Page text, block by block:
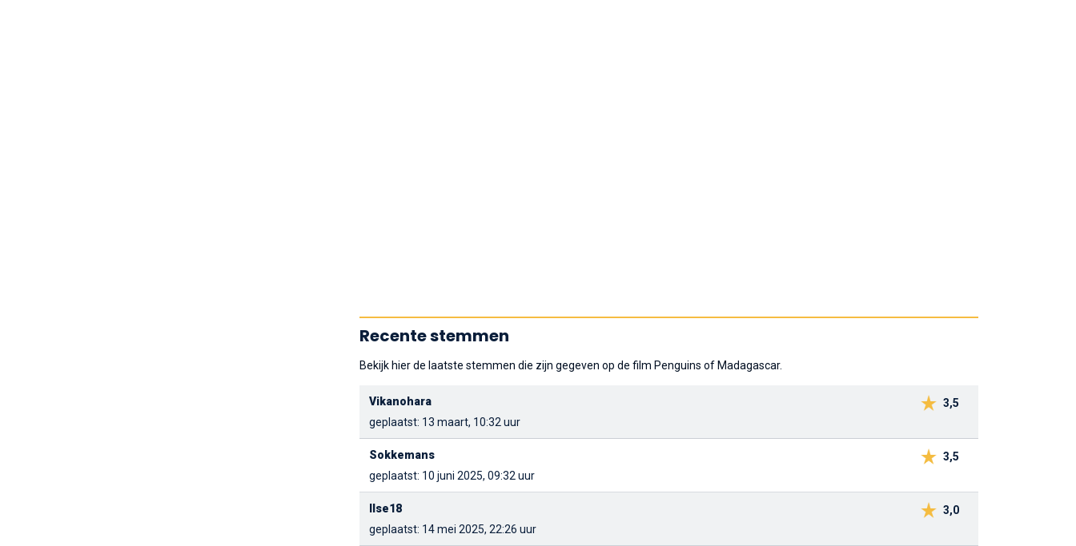
Recente stemmen
Bekijk hier de laatste stemmen die zijn gegeven op de film Penguins of Madagascar.
3,5
Vikanohara
geplaatst: 13 maart, 10:32 uur
3,5
Sokkemans
geplaatst: 10 juni 2025, 09:32 uur
3,0
Ilse18
geplaatst: 14 mei 2025, 22:26 uur